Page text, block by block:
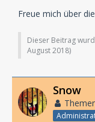
Freue mich über
Dieser Beitrag
August 2018)
Snow